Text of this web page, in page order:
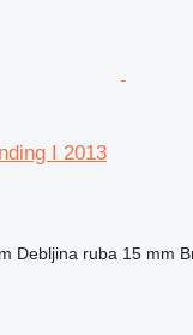
I 2013
Debljina ruba 15 mm